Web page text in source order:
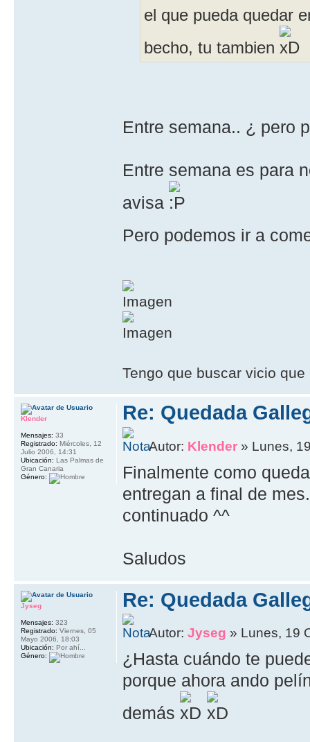
el que pueda quedar
becho, tu tambien
Entre semana.. ¿ pero
Entre semana es para
avisa
Pero podemos ir a
Tengo que buscar vicio
Re: Quedada
Autor: Klender » Lunes,
Finalmente como
entregan a final de
continuado ^^
Saludos
Klender
Mensajes: 33
Registrado: Miércoles, 12
Julio 2006, 14:31
Ubicación: Las Palmas de
Gran Canaria
Género:
Re: Quedada
Autor:Jyseg » Lunes, 19
¿Hasta cuándo te
porque ahora ando
demás
Jyseg
Mensajes: 323
Registrado: Viernes, 05
Mayo 2006, 18:03
Ubicación: Por ahí...
Género: